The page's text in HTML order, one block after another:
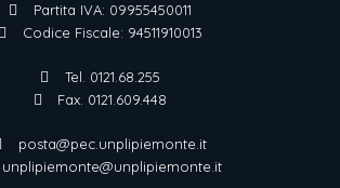
Partita IVA: 09955450011
Codice Fiscale: 94511910013
Tel. 0121.68.255
Fax. 0121.609.448
posta@pec.unplipiemonte.it
unplipiemonte@unplipiemonte.it